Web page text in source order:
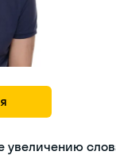
увеличению